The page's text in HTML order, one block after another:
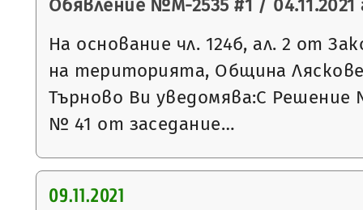
Обявление №М-2535 #1 / 04.11.2021
На основание чл. 124б, ал. 2 от
на територията, Община
Търново Ви уведомява:С
№ 41 от заседание…
09.11.2021